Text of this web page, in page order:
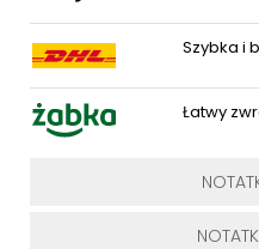
Szybka i
Łatwy